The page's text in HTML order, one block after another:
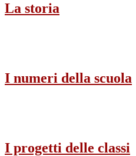
La storia
I numeri della scuola
I progetti delle classi